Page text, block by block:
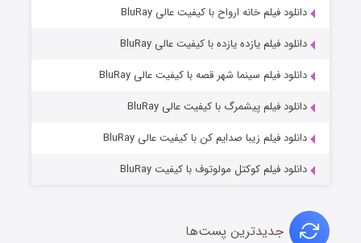
دانلود فیلم خانه ارواح با کیفیت عالی BluRay
دانلود فیلم یازده یازده با کیفیت عالی BluRay
دانلود فیلم سینما شهر قصه با کیفیت عالی BluRay
دانلود فیلم پیشمرگ با کیفیت عالی BluRay
دانلود فیلم زیبا صدایم کن با کیفیت عالی BluRay
دانلود فیلم کوکتل مولوتوف با کیفیت BluRay
جدیدترین پست‌ها